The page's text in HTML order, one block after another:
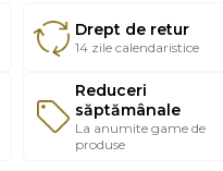
Drept de retur
14 zile calendaristice
Reduceri
săptămânale
La anumite game de
produse